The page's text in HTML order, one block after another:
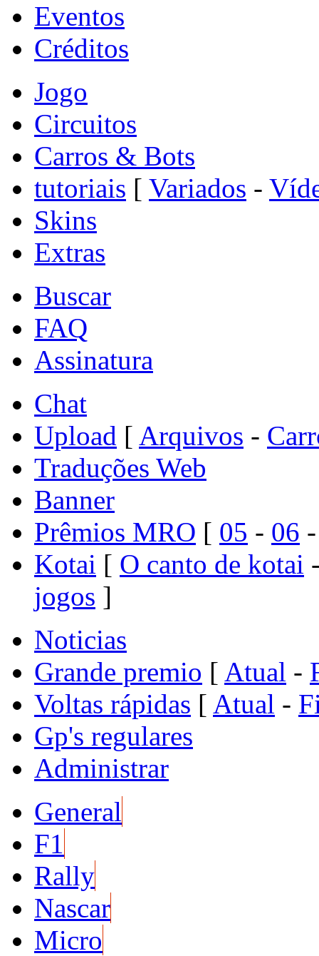
Eventos
Créditos
Jogo
Circuitos
Carros & Bots
tutoriais [ Variados -
Skins
Extras
Buscar
FAQ
Assinatura
Chat
Upload [ Arquivos -
Traduções Web
Banner
Prêmios MRO [ 05 - 06
Kotai [ O canto de kotai
jogos ]
Noticias
Grande premio [ Atual -
Voltas rápidas [ Atual -
Gp's regulares
Administrar
General
F1
Rally
Nascar
Micro